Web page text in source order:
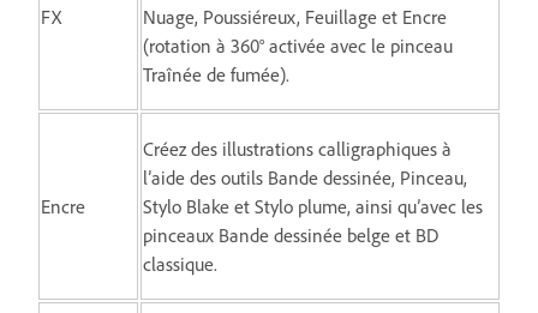
FX
Nuage, Poussiéreux, Feuillage et Encre
(rotation à 360° activée avec le pinceau
Traînée de fumée).
Encre
Créez des illustrations calligraphiques à
l’aide des outils Bande dessinée, Pinceau,
Stylo Blake et Stylo plume, ainsi qu’avec les
pinceaux Bande dessinée belge et BD
classique.